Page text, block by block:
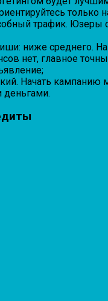
только
трафик. Юзеры
ниже среднего.
нет, главное
Начать кампанию